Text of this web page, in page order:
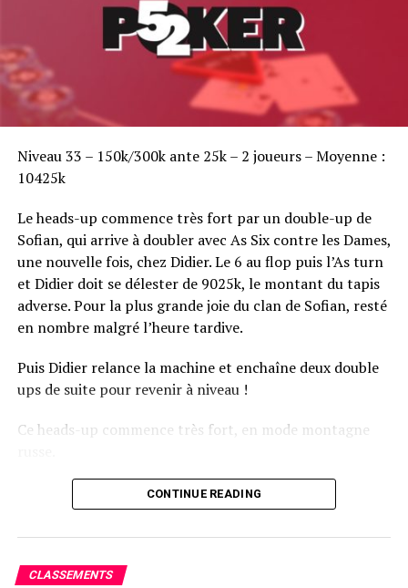
Niveau 33 – 150k/300k ante 25k – 2 joueurs – Moyenne :
10425k
Le heads-up commence très fort par un double-up de
Sofian, qui arrive à doubler avec As Six contre les Dames,
une nouvelle fois, chez Didier. Le 6 au flop puis l’As turn
et Didier doit se délester de 9025k, le montant du tapis
adverse. Pour la plus grande joie du clan de Sofian, resté
en nombre malgré l’heure tardive.
Puis Didier relance la machine et enchaîne deux double
ups de suite pour revenir à niveau !
Ce heads-up commence très fort, en mode montagne
Le champagne va réchauffer si les deux finalistes ne se décident pas !
CONTINUE READING
CLASSEMENTS